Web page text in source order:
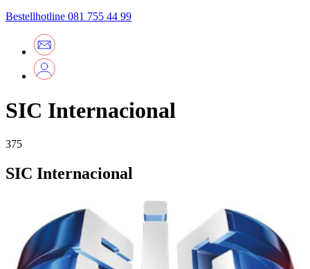
Bestellhotline 081 755 44 99
SIC Internacional
375
SIC Internacional